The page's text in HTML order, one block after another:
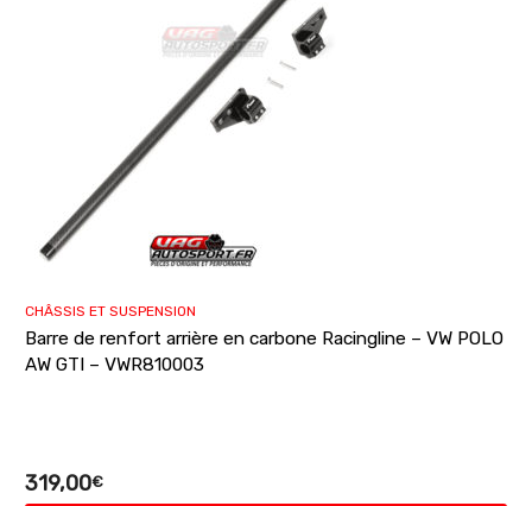
CHÂSSIS ET SUSPENSION
Barre de renfort arrière en carbone Racingline – VW POLO
AW GTI – VWR810003
319,00€